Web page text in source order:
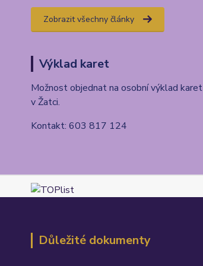
Zobrazit všechny články
Výklad karet
Možnost objednat na osobní výklad karet
v Žatci.
Kontakt: 603 817 124
Důležité dokumenty